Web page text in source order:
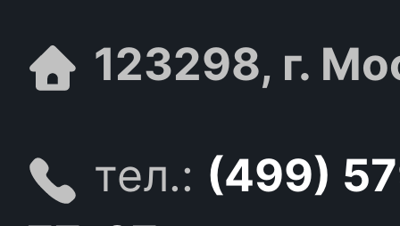
123298, г.
тел.: (499)